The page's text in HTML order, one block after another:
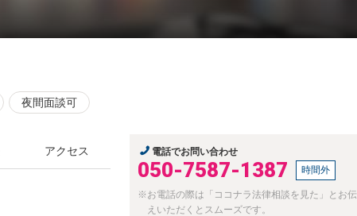
夜間面談可
アクセス 電話でお問い合わせ
050-7587-1387 時間外
※お電話の際は「ココナラ法律相談を見た」とお伝
えいただくとスムーズです。